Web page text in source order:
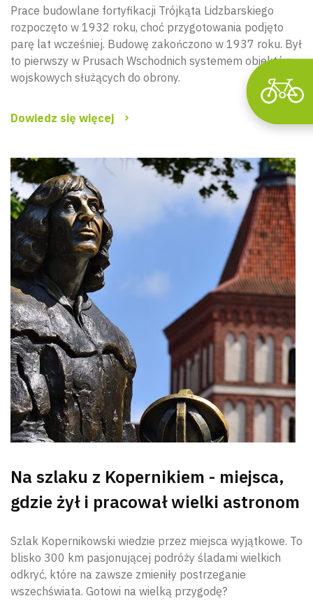
Prace budowlane fortyfikacji Trójkąta Lidzbarskiego
rozpoczęto w 1932 roku, choć przygotowania podjęto
parę lat wcześniej. Budowę zakończono w 1937 roku. Był
to pierwszy w Prusach Wschodnich systemem obiektów
wojskowych służących do obrony.
Dowiedz się więcej
Na szlaku z Kopernikiem - miejsca,
gdzie żył i pracował wielki astronom
Szlak Kopernikowski wiedzie przez miejsca wyjątkowe. To
blisko 300 km pasjonującej podróży śladami wielkich
odkryć, które na zawsze zmieniły postrzeganie
wszechświata. Gotowi na wielką przygodę?